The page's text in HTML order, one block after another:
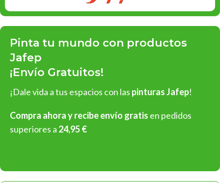
Pinta tu mundo con productos
Jafep
¡Envío Gratuitos!
¡Dale vida a tus espacios con las pinturas Jafep!
Compra ahora y recibe envío gratis en pedidos
superiores a 24,95 €